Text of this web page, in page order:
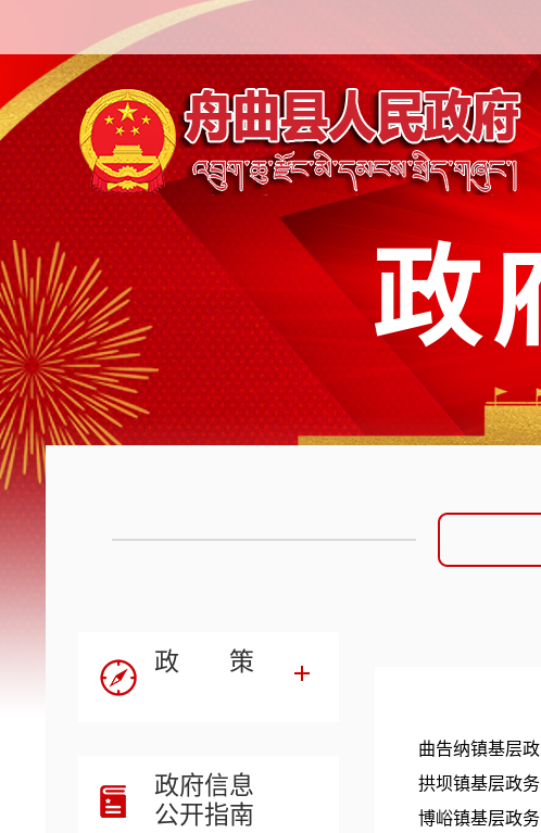
政
政 策
政府信息
公开指南
曲告纳镇基层
拱坝镇基层政
博峪镇基层政